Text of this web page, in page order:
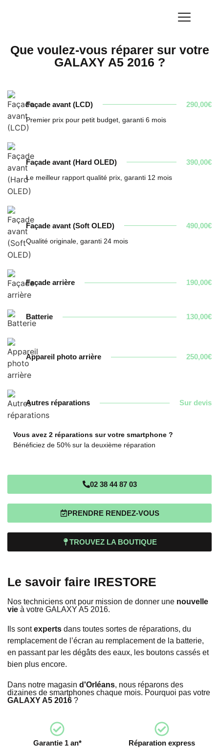
Que voulez-vous réparer sur votre
GALAXY A5 2016 ?
Façade avant (LCD) 290,00€
Premier prix pour petit budget, garanti 6 mois
Façade avant (Hard OLED) 390,00€
Le meilleur rapport qualité prix, garanti 12 mois
Façade avant (Soft OLED) 490,00€
Qualité originale, garanti 24 mois
Façade arrière 190,00€
Batterie 130,00€
Appareil photo arrière 250,00€
Autres réparations Sur devis
Vous avez 2 réparations sur votre smartphone ?
Bénéficiez de 50% sur la deuxième réparation
02 38 44 87 03
PRENDRE RENDEZ-VOUS
TROUVEZ LA BOUTIQUE
Le savoir faire IRESTORE
Nos techniciens ont pour mission de donner une nouvelle
vie à votre GALAXY A5 2016.
Ils sontexperts dans toutes sortes de réparations, du
remplacement de l’écran au remplacement de la batterie,
en passant par les dégâts des eaux, les boutons cassés et
bien plus encore.
Dans notre magasin d'Orléans, nous réparons des
dizaines de smartphones chaque mois. Pourquoi pas votre
GALAXY A5 2016 ?
Garantie 1 an* Réparation express